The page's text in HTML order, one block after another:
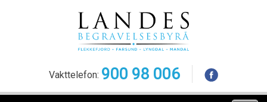
Vakttelefon: 900 98 006